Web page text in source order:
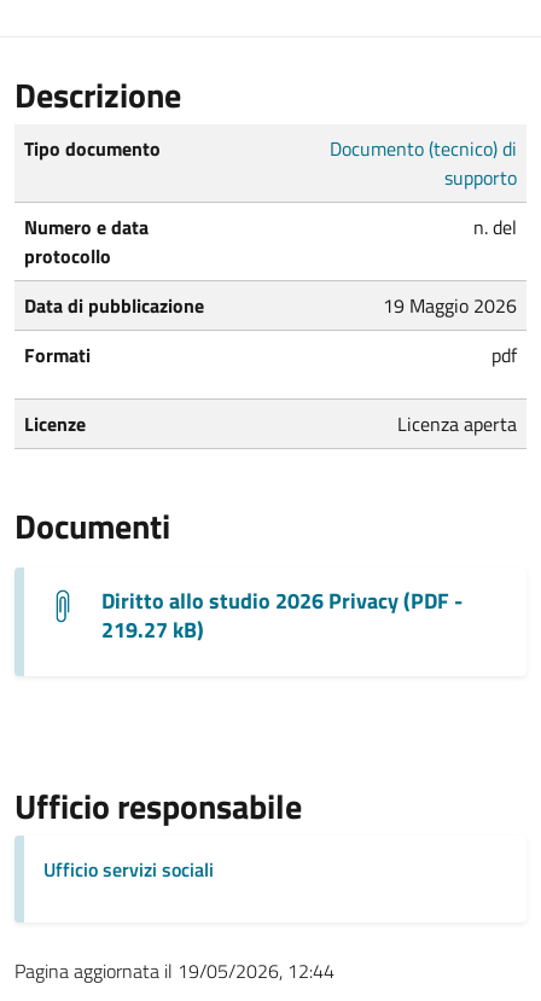
Descrizione
Tipo documento
Documento (tecnico) di
supporto
Numero e data
protocollo
n. del
Data di pubblicazione
19 Maggio 2026
Formati
pdf
Licenze Licenza aperta
Documenti
Diritto allo studio 2026 Privacy (PDF -
219.27 kB)
Ufficio responsabile
Ufficio servizi sociali
Pagina aggiornata il 19/05/2026, 12:44